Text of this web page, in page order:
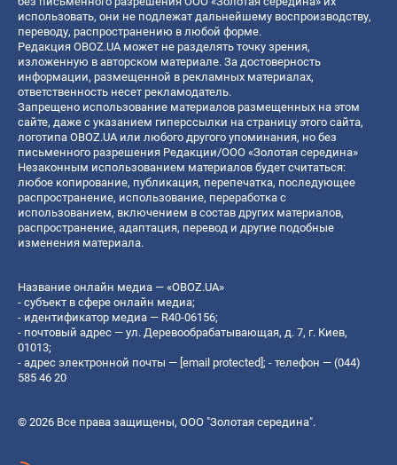
использовать, они не подлежат дальнейшему воспроизводству,
переводу, распространению в любой форме.
Редакция OBOZ.UA может не разделять точку зрения,
изложенную в авторском материале. За достоверность
информации, размещенной в рекламных материалах,
ответственность несет рекламодатель.
Запрещено использование материалов размещенных на этом
сайте, даже с указанием гиперссылки на страницу этого сайта,
логотипа OBOZ.UA или любого другого упоминания, но без
письменного разрешения Редакции/ООО «Золотая середина»
Незаконным использованием материалов будет считаться:
любое копирование, публикация, перепечатка, последующее
распространение, использование, переработка с
использованием, включением в состав других материалов,
распространение, адаптация, перевод и другие подобные
изменения материала.
Название онлайн медиа — «OBOZ.UA»
- субъект в сфере онлайн медиа;
- идентификатор медиа — R40-06156;
- почтовый адрес — ул. Деревообрабатывающая, д. 7, г. Киев,
01013;
- адрес электронной почты — [email protected]; - телефон — (044)
585 46 20
© 2026 Все права защищены, ООО "Золотая середина".